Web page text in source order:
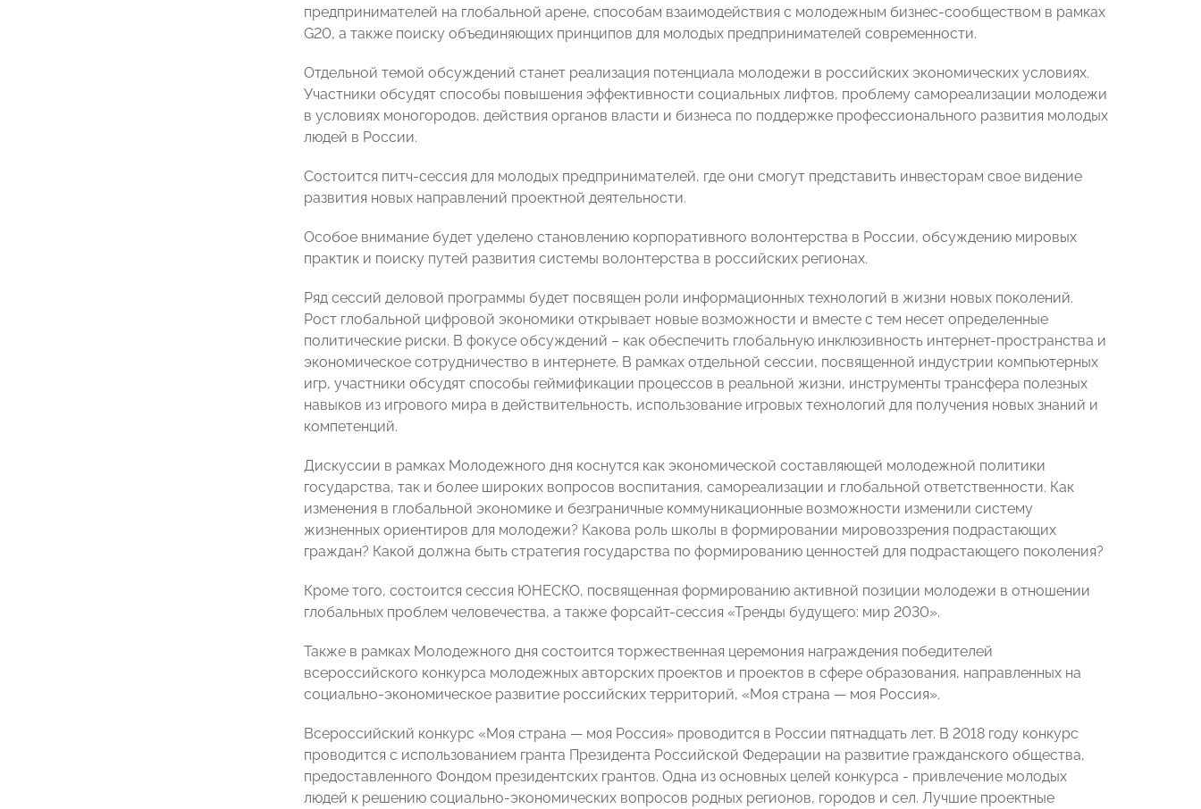
предпринимателей на глобальной арене, способам взаимодействия с молодежным бизнес-сообществом в рамках
G20, а также поиску объединяющих принципов для молодых предпринимателей современности.
Отдельной темой обсуждений станет реализация потенциала молодежи в российских экономических условиях.
Участники обсудят способы повышения эффективности социальных лифтов, проблему самореализации молодежи
в условиях моногородов, действия органов власти и бизнеса по поддержке профессионального развития молодых
людей в России.
Состоится питч-сессия для молодых предпринимателей, где они смогут представить инвесторам свое видение
развития новых направлений проектной деятельности.
Особое внимание будет уделено становлению корпоративного волонтерства в России, обсуждению мировых
практик и поиску путей развития системы волонтерства в российских регионах.
Ряд сессий деловой программы будет посвящен роли информационных технологий в жизни новых поколений.
Рост глобальной цифровой экономики открывает новые возможности и вместе с тем несет определенные
политические риски. В фокусе обсуждений – как обеспечить глобальную инклюзивность интернет-пространства и
экономическое сотрудничество в интернете. В рамках отдельной сессии, посвященной индустрии компьютерных
игр, участники обсудят способы геймификации процессов в реальной жизни, инструменты трансфера полезных
навыков из игрового мира в действительность, использование игровых технологий для получения новых знаний и
компетенций.
Дискуссии в рамках Молодежного дня коснутся как экономической составляющей молодежной политики
государства, так и более широких вопросов воспитания, самореализации и глобальной ответственности. Как
изменения в глобальной экономике и безграничные коммуникационные возможности изменили систему
жизненных ориентиров для молодежи? Какова роль школы в формировании мировоззрения подрастающих
граждан? Какой должна быть стратегия государства по формированию ценностей для подрастающего поколения?
Кроме того, состоится сессия ЮНЕСКО, посвященная формированию активной позиции молодежи в отношении
глобальных проблем человечества, а также форсайт-сессия «Тренды будущего: мир 2030».
Также в рамках Молодежного дня состоится торжественная церемония награждения победителей
всероссийского конкурса молодежных авторских проектов и проектов в сфере образования, направленных на
социально-экономическое развитие российских территорий, «Моя страна — моя Россия».
Всероссийский конкурс «Моя страна — моя Россия» проводится в России пятнадцать лет. В 2018 году конкурс
проводится с использованием гранта Президента Российской Федерации на развитие гражданского общества,
предоставленного Фондом президентских грантов. Одна из основных целей конкурса - привлечение молодых
людей к решению социально-экономических вопросов родных регионов, городов и сел. Лучшие проектные